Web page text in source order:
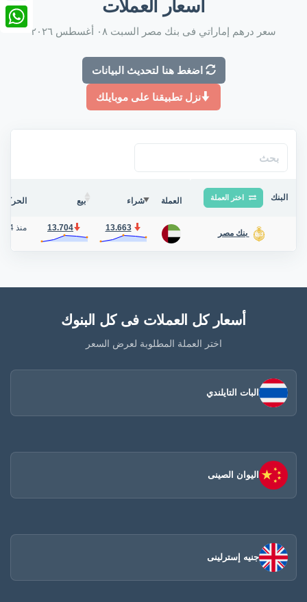
أسعار العملات
سعر درهم إماراتي فى بنك مصر السبت ٠٨ أغسطس ٢٠٢٦
اضغط هنا لتحديث البيانات
نزل تطبيقنا على موبايلك
البنك اختر العملة العملة شراء بيع الحركة
بنك مصر
13.663
13.704 منذ 4 أيام
أسعار كل العملات فى كل البنوك
اختر العملة المطلوبة لعرض السعر
البات التايلندي
اليوان الصينى​
جنيه إسترلينى